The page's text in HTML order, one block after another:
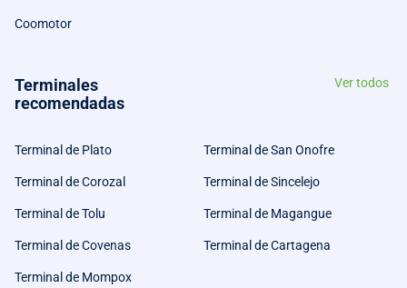
Coomotor
Terminales
recomendadas
Ver todos
Terminal de Plato Terminal de San Onofre
Terminal de Corozal Terminal de Sincelejo
Terminal de Tolu Terminal de Magangue
Terminal de Covenas Terminal de Cartagena
Terminal de Mompox